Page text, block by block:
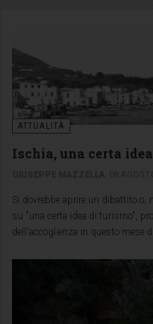
ATTUALITÀ
Ischia, una certa
Si dovrebbe aprire un dibattito o,
su "una certa idea di turismo",
dell'accoglienza in questo mese